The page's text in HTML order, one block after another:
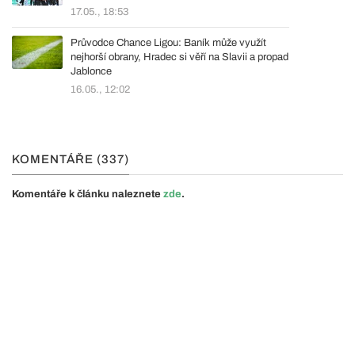
17.05., 18:53
Průvodce Chance Ligou: Baník může využít
nejhorší obrany, Hradec si věří na Slavii a propad
Jablonce
16.05., 12:02
KOMENTÁŘE (337)
Komentáře k článku naleznete zde.